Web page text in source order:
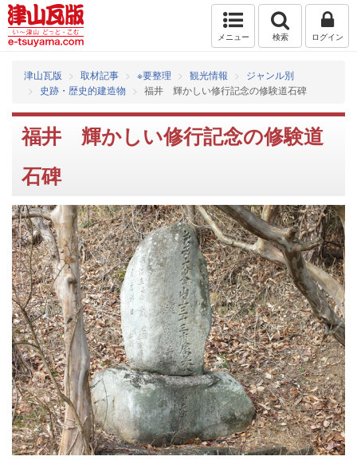
メニュー 検索 ログイン
津山瓦版 取材記事 ※要整理 観光情報
ジャンル別
史跡・歴史的建造物
福井 輝かしい修行記念の修験道石碑
福井 輝かしい修行記念の修験道
石碑